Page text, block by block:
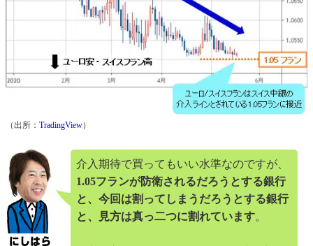
（出所： TradingView）
介入期待で買ってもいい水準なのですが、
1.05フランが防衛されるだろうとする銀行
と、今回は割ってしまうだろうとする銀行
と、見方は真っ二つに割れています。